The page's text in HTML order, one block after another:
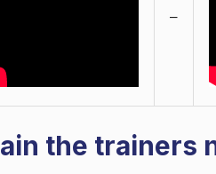
–
the trainers